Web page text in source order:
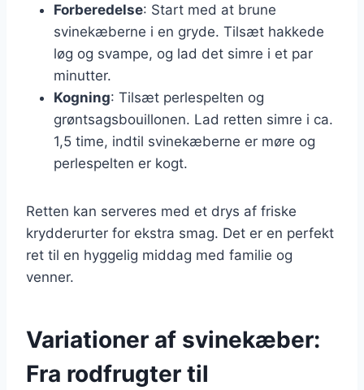
Forberedelse: Start med at brune
svinekæberne i en gryde. Tilsæt hakkede
løg og svampe, og lad det simre i et par
minutter.
Kogning: Tilsæt perlespelten og
grøntsagsbouillonen. Lad retten simre i ca.
1,5 time, indtil svinekæberne er møre og
perlespelten er kogt.
Retten kan serveres med et drys af friske
krydderurter for ekstra smag. Det er en perfekt
ret til en hyggelig middag med familie og
venner.
Variationer af svinekæber:
Fra rodfrugter til